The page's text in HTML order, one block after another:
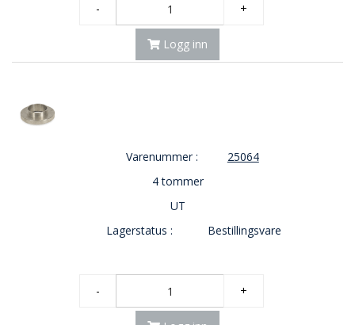
- +
Logg inn
Varenummer :
25064
4 tommer
UT
Lagerstatus :
Bestillingsvare
- +